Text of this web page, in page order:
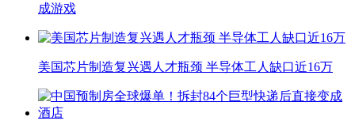
成游戏
美国芯片制造复兴遇人才瓶颈 半导体工人缺口近16万